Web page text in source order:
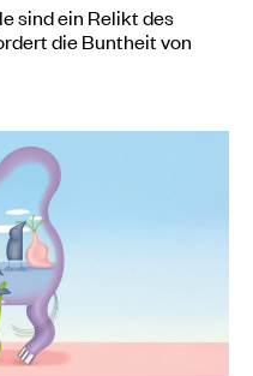
sind ein Relikt des
die Buntheit von